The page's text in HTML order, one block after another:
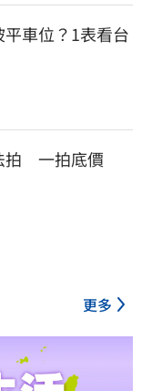
車位？1表看台
　一拍底價
更多